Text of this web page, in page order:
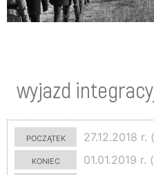
wyjazd
początek
27.12.2018
koniec
01.01.2019 r.